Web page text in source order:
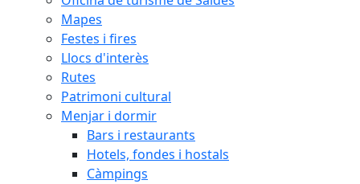
Mapes
Festes i fires
Llocs d'interès
Rutes
Patrimoni cultural
Menjar i dormir
Bars i restaurants
Hotels, fondes i hostals
Càmpings